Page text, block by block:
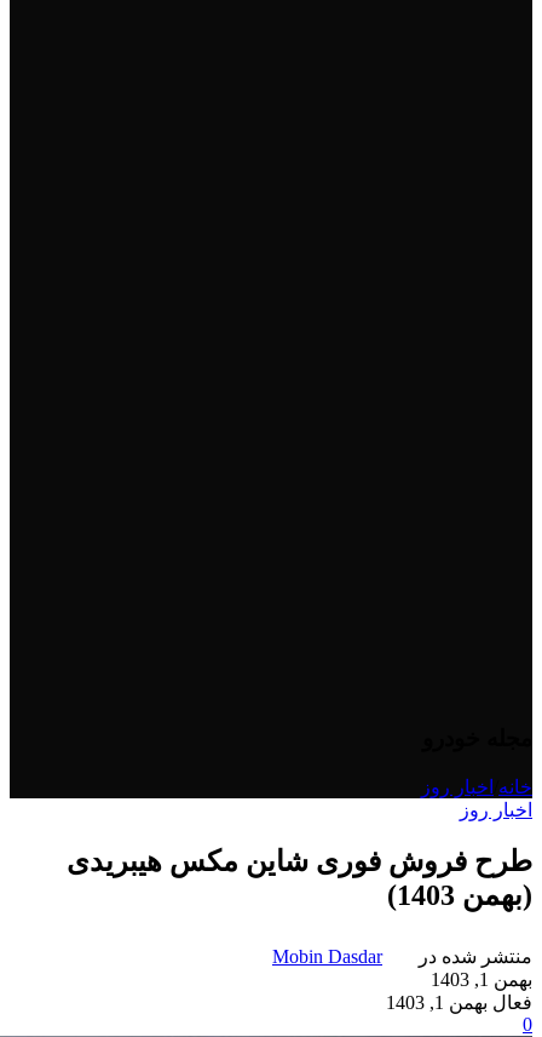
خانه اخبار روز
اخبار روز
طرح فروش فوری شاین مکس هیبریدی
(بهمن 1403)
منتشر شده در
Mobin Dasdar
بهمن 1, 1403
فعال بهمن 1, 1403
0